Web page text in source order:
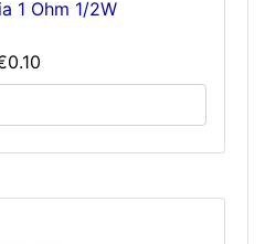
1 Ohm 1/2W